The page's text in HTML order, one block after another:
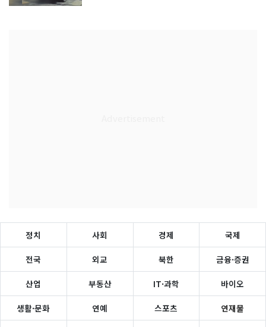
정치 사회 경제 국제
전국 외교 북한 금융·증권
산업 부동산 IT·과학 바이오
생활·문화 연예 스포츠 연재물